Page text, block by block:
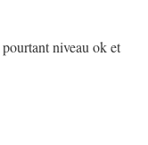
niveau ok et